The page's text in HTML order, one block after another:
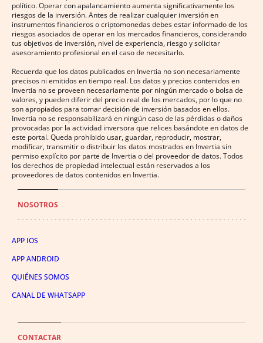
político. Operar con apalancamiento aumenta significativamente los
riesgos de la inversión. Antes de realizar cualquier inversión en
instrumentos financieros o criptomonedas debes estar informado de los
riesgos asociados de operar en los mercados financieros, considerando
tus objetivos de inversión, nivel de experiencia, riesgo y solicitar
asesoramiento profesional en el caso de necesitarlo.
Recuerda que los datos publicados en Invertia no son necesariamente
precisos ni emitidos en tiempo real. Los datos y precios contenidos en
Invertia no se proveen necesariamente por ningún mercado o bolsa de
valores, y pueden diferir del precio real de los mercados, por lo que no
son apropiados para tomar decisión de inversión basados en ellos.
Invertia no se responsabilizará en ningún caso de las pérdidas o daños
provocadas por la actividad inversora que relices basándote en datos de
este portal. Queda prohibido usar, guardar, reproducir, mostrar,
modificar, transmitir o distribuir los datos mostrados en Invertia sin
permiso explícito por parte de Invertia o del proveedor de datos. Todos
los derechos de propiedad intelectual están reservados a los
proveedores de datos contenidos en Invertia.
NOSOTROS
APP IOS
APP ANDROID
QUIÉNES SOMOS
CANAL DE WHATSAPP
CONTACTAR